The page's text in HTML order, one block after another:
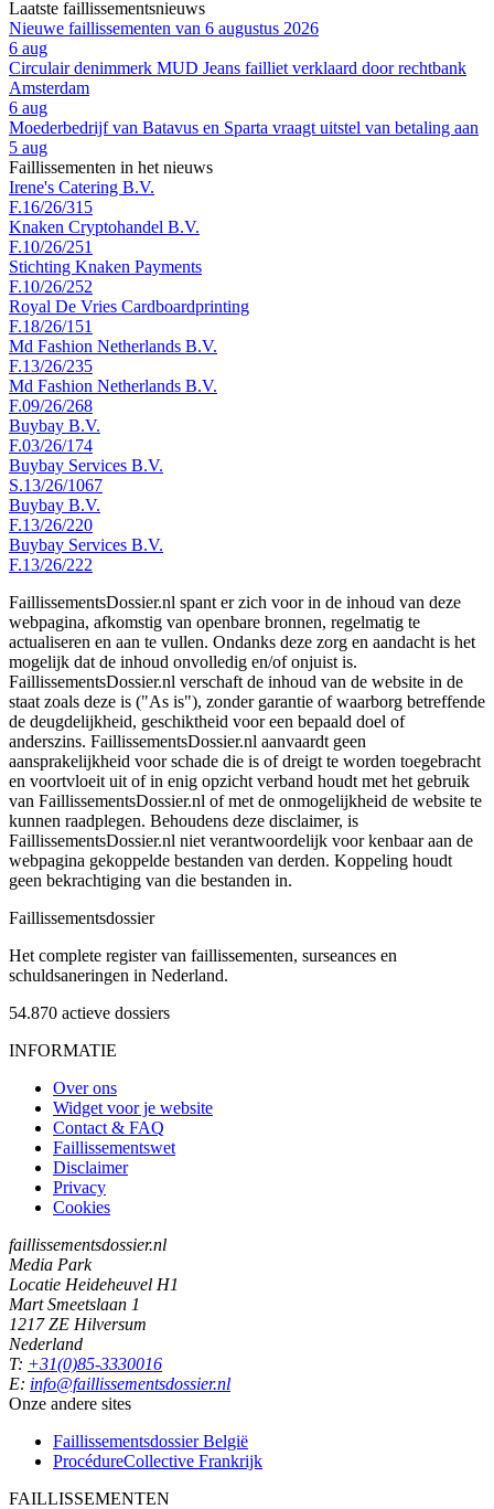
Laatste faillissementsnieuws
Nieuwe faillissementen van 6 augustus 2026
6 aug
Circulair denimmerk MUD Jeans failliet verklaard door rechtbank
Amsterdam
6 aug
Moederbedrijf van Batavus en Sparta vraagt uitstel van betaling aan
5 aug
Faillissementen in het nieuws
Irene's Catering B.V.
F.16/26/315
Knaken Cryptohandel B.V.
F.10/26/251
Stichting Knaken Payments
F.10/26/252
Royal De Vries Cardboardprinting
F.18/26/151
Md Fashion Netherlands B.V.
F.13/26/235
Md Fashion Netherlands B.V.
F.09/26/268
Buybay B.V.
F.03/26/174
Buybay Services B.V.
S.13/26/1067
Buybay B.V.
F.13/26/220
Buybay Services B.V.
F.13/26/222
FaillissementsDossier.nl spant er zich voor in de inhoud van deze
webpagina, afkomstig van openbare bronnen, regelmatig te
actualiseren en aan te vullen. Ondanks deze zorg en aandacht is het
mogelijk dat de inhoud onvolledig en/of onjuist is.
FaillissementsDossier.nl verschaft de inhoud van de website in de
staat zoals deze is ("As is"), zonder garantie of waarborg betreffende
de deugdelijkheid, geschiktheid voor een bepaald doel of
anderszins. FaillissementsDossier.nl aanvaardt geen
aansprakelijkheid voor schade die is of dreigt te worden toegebracht
en voortvloeit uit of in enig opzicht verband houdt met het gebruik
van FaillissementsDossier.nl of met de onmogelijkheid de website te
kunnen raadplegen. Behoudens deze disclaimer, is
FaillissementsDossier.nl niet verantwoordelijk voor kenbaar aan de
webpagina gekoppelde bestanden van derden. Koppeling houdt
geen bekrachtiging van die bestanden in.
Faillissementsdossier
Het complete register van faillissementen, surseances en
schuldsaneringen in Nederland.
54.870 actieve dossiers
INFORMATIE
Over ons
Widget voor je website
Contact & FAQ
Faillissementswet
Disclaimer
Privacy
Cookies
faillissementsdossier.nl
Media Park
Locatie Heideheuvel H1
Mart Smeetslaan 1
1217 ZE Hilversum
Nederland
T: +31(0)85-3330016
E: info@faillissementsdossier.nl
Onze andere sites
Faillissementsdossier België
ProcédureCollective Frankrijk
FAILLISSEMENTEN